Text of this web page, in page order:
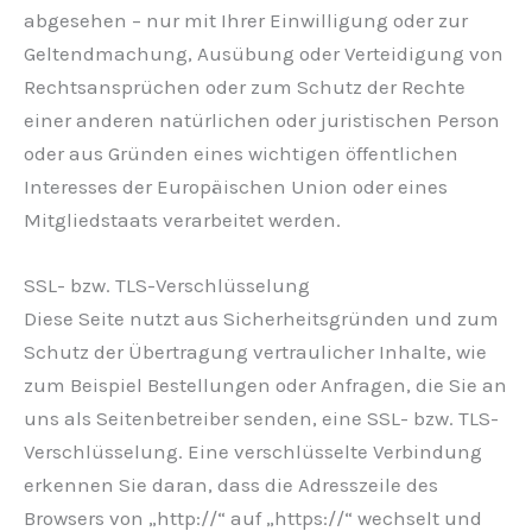
abgesehen – nur mit Ihrer Einwilligung oder zur
Geltendmachung, Ausübung oder Verteidigung von
Rechtsansprüchen oder zum Schutz der Rechte
einer anderen natürlichen oder juristischen Person
oder aus Gründen eines wichtigen öffentlichen
Interesses der Europäischen Union oder eines
Mitgliedstaats verarbeitet werden.
SSL- bzw. TLS-Verschlüsselung
Diese Seite nutzt aus Sicherheitsgründen und zum
Schutz der Übertragung vertraulicher Inhalte, wie
zum Beispiel Bestellungen oder Anfragen, die Sie an
uns als Seitenbetreiber senden, eine SSL- bzw. TLS-
Verschlüsselung. Eine verschlüsselte Verbindung
erkennen Sie daran, dass die Adresszeile des
Browsers von „http://“ auf „https://“ wechselt und